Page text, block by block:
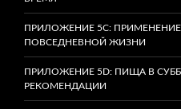
ПРИЛОЖЕНИЕ 5C:
ПОВСЕДНЕВНОЙ ЖИЗНИ
ПРИЛОЖЕНИЕ 5D: ПИЩА В
РЕКОМЕНДАЦИИ